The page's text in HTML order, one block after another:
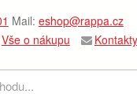
Mail: eshop@rappa.cz
Vše o nákupu Kontakty